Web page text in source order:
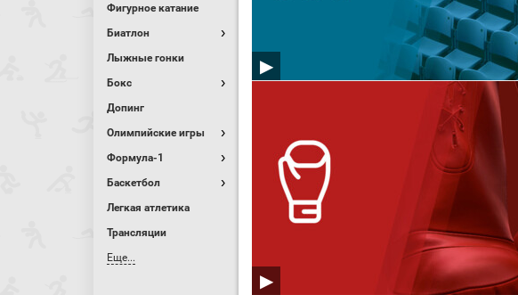
Фигурное катание
Биатлон
Лыжные гонки
Бокс
Допинг
Олимпийские игры
Формула-1
Баскетбол
Легкая атлетика
Трансляции
Еще...